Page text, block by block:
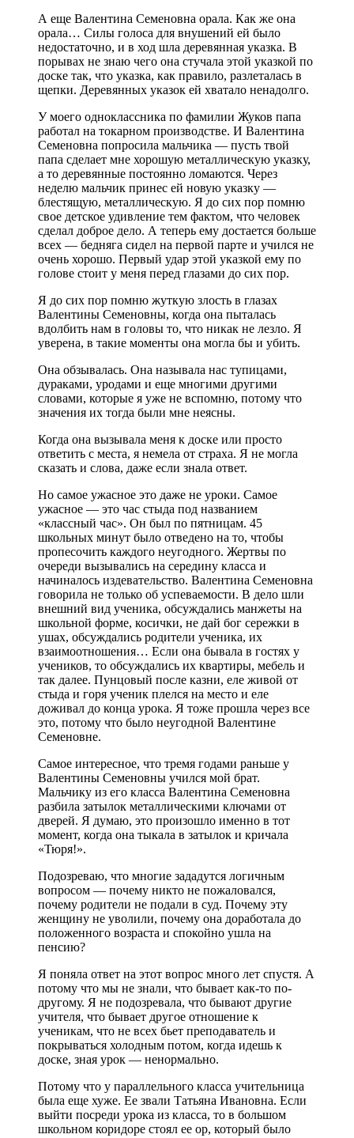
А еще Валентина Семеновна орала. Как же она
орала… Силы голоса для внушений ей было
недостаточно, и в ход шла деревянная указка. В
порывах не знаю чего она стучала этой указкой по
доске так, что указка, как правило, разлеталась в
щепки. Деревянных указок ей хватало ненадолго.
У моего одноклассника по фамилии Жуков папа
работал на токарном производстве. И Валентина
Семеновна попросила мальчика — пусть твой
папа сделает мне хорошую металлическую указку,
а то деревянные постоянно ломаются. Через
неделю мальчик принес ей новую указку —
блестящую, металлическую. Я до сих пор помню
свое детское удивление тем фактом, что человек
сделал доброе дело. А теперь ему достается больше
всех — бедняга сидел на первой парте и учился не
очень хорошо. Первый удар этой указкой ему по
голове стоит у меня перед глазами до сих пор.
Я до сих пор помню жуткую злость в глазах
Валентины Семеновны, когда она пыталась
вдолбить нам в головы то, что никак не лезло. Я
уверена, в такие моменты она могла бы и убить.
Она обзывалась. Она называла нас тупицами,
дураками, уродами и еще многими другими
словами, которые я уже не вспомню, потому что
значения их тогда были мне неясны.
Когда она вызывала меня к доске или просто
ответить с места, я немела от страха. Я не могла
сказать и слова, даже если знала ответ.
Но самое ужасное это даже не уроки. Самое
ужасное — это час стыда под названием
«классный час». Он был по пятницам. 45
школьных минут было отведено на то, чтобы
пропесочить каждого неугодного. Жертвы по
очереди вызывались на середину класса и
начиналось издевательство. Валентина Семеновна
говорила не только об успеваемости. В дело шли
внешний вид ученика, обсуждались манжеты на
школьной форме, косички, не дай бог сережки в
ушах, обсуждались родители ученика, их
взаимоотношения… Если она бывала в гостях у
учеников, то обсуждались их квартиры, мебель и
так далее. Пунцовый после казни, еле живой от
стыда и горя ученик плелся на место и еле
доживал до конца урока. Я тоже прошла через все
это, потому что было неугодной Валентине
Семеновне.
Самое интересное, что тремя годами раньше у
Валентины Семеновны учился мой брат.
Мальчику из его класса Валентина Семеновна
разбила затылок металлическими ключами от
дверей. Я думаю, это произошло именно в тот
момент, когда она тыкала в затылок и кричала
«Тюря!».
Подозреваю, что многие зададутся логичным
вопросом — почему никто не пожаловался,
почему родители не подали в суд. Почему эту
женщину не уволили, почему она доработала до
положенного возраста и спокойно ушла на
пенсию?
Я поняла ответ на этот вопрос много лет спустя. А
потому что мы не знали, что бывает как-то по-
другому. Я не подозревала, что бывают другие
учителя, что бывает другое отношение к
ученикам, что не всех бьет преподаватель и
покрываться холодным потом, когда идешь к
доске, зная урок — ненормально.
Потому что у параллельного класса учительница
была еще хуже. Ее звали Татьяна Ивановна. Если
выйти посреди урока из класса, то в большом
школьном коридоре стоял ее ор, который было